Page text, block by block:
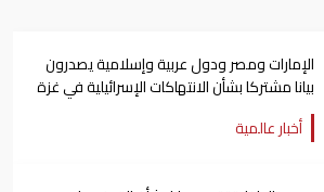
الإمارات ومصر ودول عربية وإسلامية يصدرون
بيانا مشتركا بشأن الانتهاكات الإسرائيلية في غزة
أخبار عالمية